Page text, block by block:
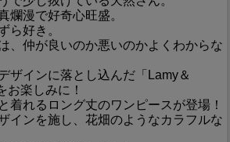
爛漫で好奇心旺盛。
ら好き。
、仲が良いのか悪いのかよくわからな
ザインに落とし込んだ「Lamy＆
お楽しみに！
着れるロング丈のワンピースが登場！
インを施し、花畑のようなカラフルな